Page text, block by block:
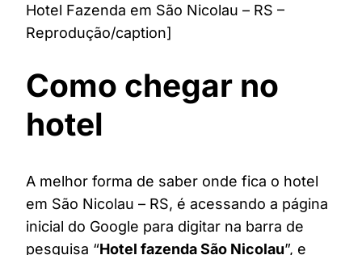
Hotel Fazenda em São Nicolau – RS –
Reprodução/caption]
Como chegar no
hotel
A melhor forma de saber onde fica o hotel
em São Nicolau – RS, é acessando a página
inicial do Google para digitar na barra de
pesquisa “Hotel fazenda São Nicolau”, e